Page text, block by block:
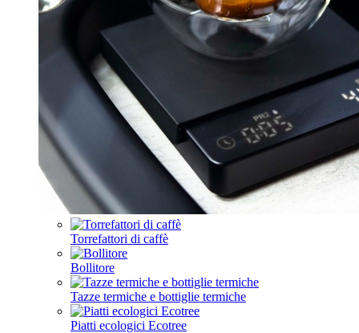
Torrefattori di caffè
Bollitore
Tazze termiche e bottiglie termiche
Piatti ecologici Ecotree